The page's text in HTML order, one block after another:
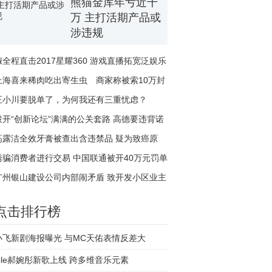
熊猫金库年亏近千
万 主打活期产品或
涉违规
全程直击2017星耀360 游戏直播拓宽泛娱乐
图
海喜来稀肉吃出寄生虫 商家称被索10万封
费
小川要脱单了，为何我还有三重忧虑？
开“创新论坛”满满的公关套路 高德要违背诺
商
露洁全效牙膏被查出含违禁品 疑为致癌原
骗消费者进行交易 中国联通被开40万元罚单
州银山建设公司内部闹矛盾 致开发小区业主
击排行榜
飞新剧海报曝光 与MC天佑表情反差大
郝婉彤新歌上线 跨多维音乐元素